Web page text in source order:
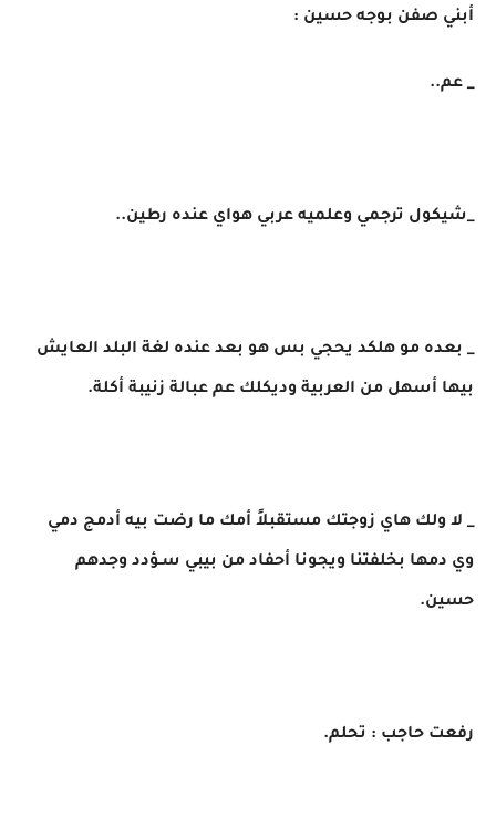
أبني صفن بوجه حسين :
_ عم..
_شيكول ترجمي وعلميه عربي هواي عنده رطين..
_ بعده مو هلكد يحجي بس هو بعد عنده لغة البلد العايش
بيها أسهل من العربية وديكلك عم عبالة زنيبة أكلة.
_ لا ولك هاي زوجتك مستقبلاً أمك ما رضت بيه أدمج دمي
وي دمها بخلفتنا ويجونا أحفاد من بيبي سـؤدد وجدهم
حسين.
رفعت حاجب : تحلم.